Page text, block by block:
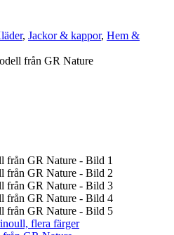
, Jackor & kappor, Hem &
från GR Nature
flera färger